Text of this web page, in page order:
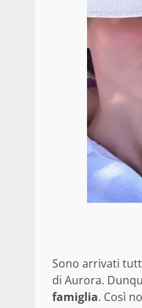
Sono arrivati
di Aurora.
famiglia. Così